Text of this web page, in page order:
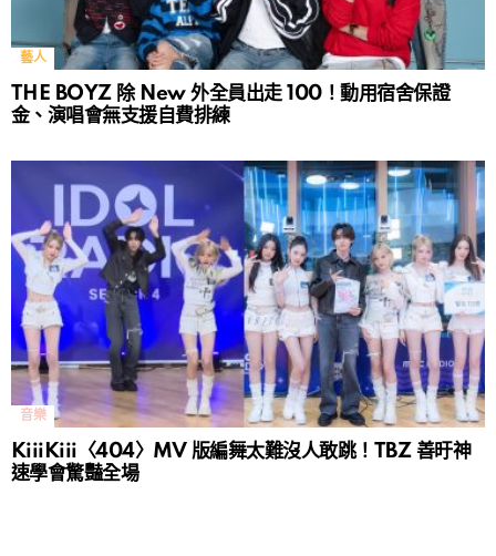
藝人
THE BOYZ 除 New 外全員出走 100！動用宿舍保證
金、演唱會無支援自費排練
音樂
KiiiKiii〈404〉MV 版編舞太難沒人敢跳！TBZ 善旴神
速學會驚豔全場